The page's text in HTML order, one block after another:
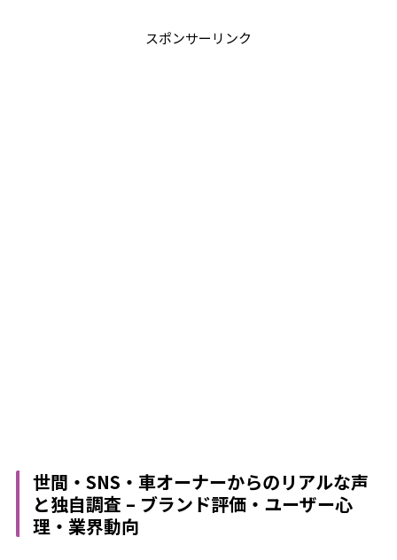
スポンサーリンク
世間・SNS・車オーナーからのリアルな声
と独自調査 – ブランド評価・ユーザー心
理・業界動向